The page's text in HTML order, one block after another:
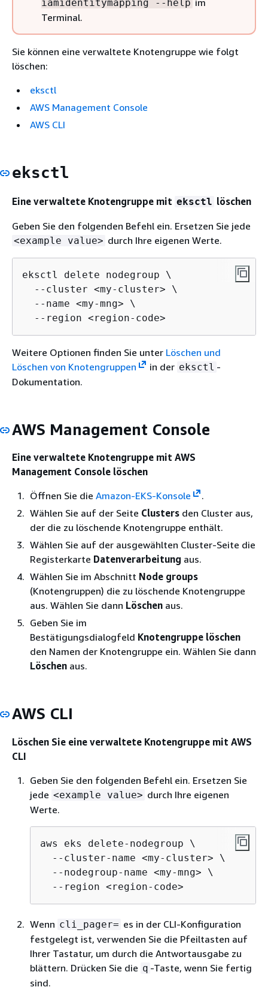
iamidentitymapping --help im
Terminal.
Sie können eine verwaltete Knotengruppe wie folgt
löschen:
eksctl
AWS Management Console
AWS CLI
eksctl
Eine verwaltete Knotengruppe mit eksctl löschen
Geben Sie den folgenden Befehl ein. Ersetzen Sie jede
<example value> durch Ihre eigenen Werte.
eksctl delete nodegroup \
  --cluster <my-cluster> \
  --name <my-mng> \
  --region <region-code>
Weitere Optionen finden Sie unter Löschen und
Löschen von Knotengruppen
in der eksctl -
Dokumentation.
AWS Management Console
Eine verwaltete Knotengruppe mit AWS
Management Console löschen
Öffnen Sie die Amazon-EKS-Konsole
.
Wählen Sie auf der Seite Clusters den Cluster aus,
der die zu löschende Knotengruppe enthält.
Wählen Sie auf der ausgewählten Cluster-Seite die
Registerkarte Datenverarbeitung aus.
Wählen Sie im Abschnitt Node groups
(Knotengruppen) die zu löschende Knotengruppe
aus. Wählen Sie dann Löschen aus.
Geben Sie im
Bestätigungsdialogfeld Knotengruppe löschen
den Namen der Knotengruppe ein. Wählen Sie dann
Löschen aus.
AWS CLI
Löschen Sie eine verwaltete Knotengruppe mit AWS
CLI
Geben Sie den folgenden Befehl ein. Ersetzen Sie
jede <example value> durch Ihre eigenen
Werte.
aws eks delete-nodegroup \
  --cluster-name <my-cluster> \
  --nodegroup-name <my-mng> \
  --region <region-code>
Wenn cli_pager= es in der CLI-Konfiguration
festgelegt ist, verwenden Sie die Pfeiltasten auf
Ihrer Tastatur, um durch die Antwortausgabe zu
blättern. Drücken Sie die q -Taste, wenn Sie fertig
sind.